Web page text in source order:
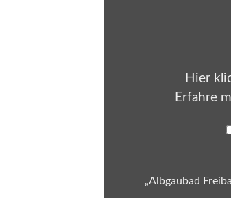
Hier
Erfahre
„Albgaubad